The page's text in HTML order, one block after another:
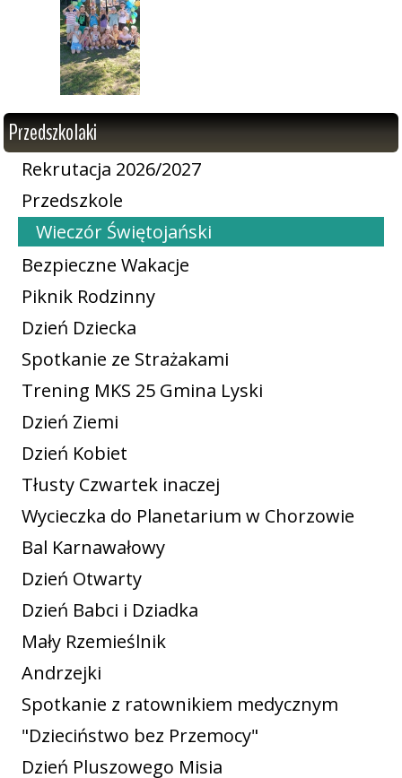
Przedszkolaki
Rekrutacja 2026/2027
Przedszkole
Wieczór Świętojański
Bezpieczne Wakacje
Piknik Rodzinny
Dzień Dziecka
Spotkanie ze Strażakami
Trening MKS 25 Gmina Lyski
Dzień Ziemi
Dzień Kobiet
Tłusty Czwartek inaczej
Wycieczka do Planetarium w Chorzowie
Bal Karnawałowy
Dzień Otwarty
Dzień Babci i Dziadka
Mały Rzemieślnik
Andrzejki
Spotkanie z ratownikiem medycznym
"Dzieciństwo bez Przemocy"
Dzień Pluszowego Misia